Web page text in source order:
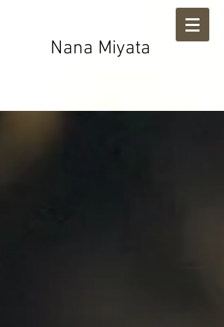
Nana Miyata